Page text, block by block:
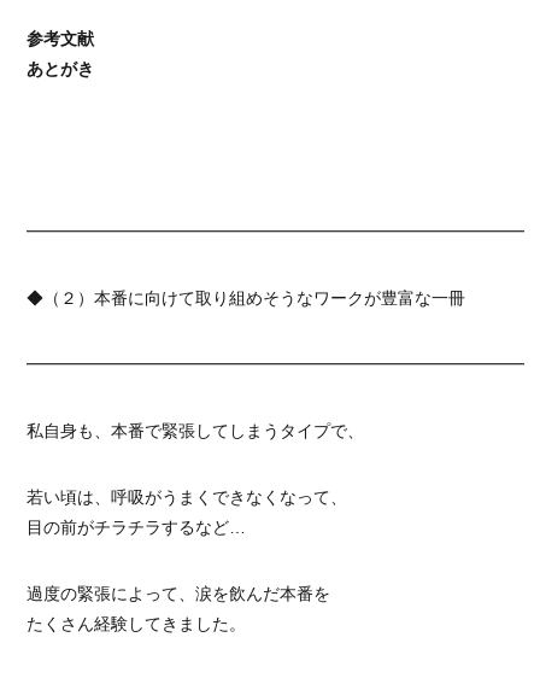
参考文献
あとがき
◆（２）本番に向けて取り組めそうなワークが豊富な一冊
私自身も、本番で緊張してしまうタイプで、
若い頃は、呼吸がうまくできなくなって、
目の前がチラチラするなど…
過度の緊張によって、涙を飲んだ本番を
たくさん経験してきました。